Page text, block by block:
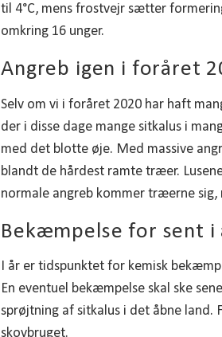
til 4°C, mens frostvejr sætter
omkring 16 unger.
Angreb igen i foråret
Selv om vi i foråret 2020 har haft
der i disse dage mange sitkalus i
med det blotte øje. Med massive
blandt de hårdest ramte træer.
normale angreb kommer træerne
Bekæmpelse for sent
I år er tidspunktet for kemisk
En eventuel bekæmpelse skal ske
sprøjtning af sitkalus i det åbne land.
skovbruget.